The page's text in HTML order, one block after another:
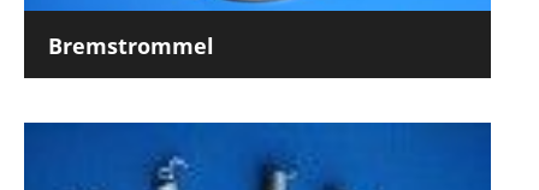
Bremstrommel